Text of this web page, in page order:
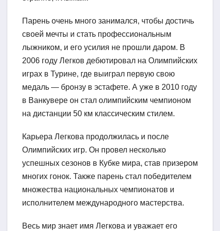
Парень очень много занимался, чтобы достичь
своей мечты и стать профессиональным
лыжником, и его усилия не прошли даром. В
2006 году Легков дебютировал на Олимпийских
играх в Турине, где выиграл первую свою
медаль — бронзу в эстафете. А уже в 2010 году
в Ванкувере он стал олимпийским чемпионом
на дистанции 50 км классическим стилем.
Карьера Легкова продолжилась и после
Олимпийских игр. Он провел несколько
успешных сезонов в Кубке мира, став призером
многих гонок. Также парень стал победителем
множества национальных чемпионатов и
исполнителем международного мастерства.
Весь мир знает имя Легкова и уважает его